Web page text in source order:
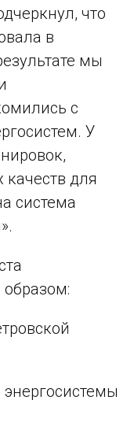
что
в
мы
с
У
качеств для
система